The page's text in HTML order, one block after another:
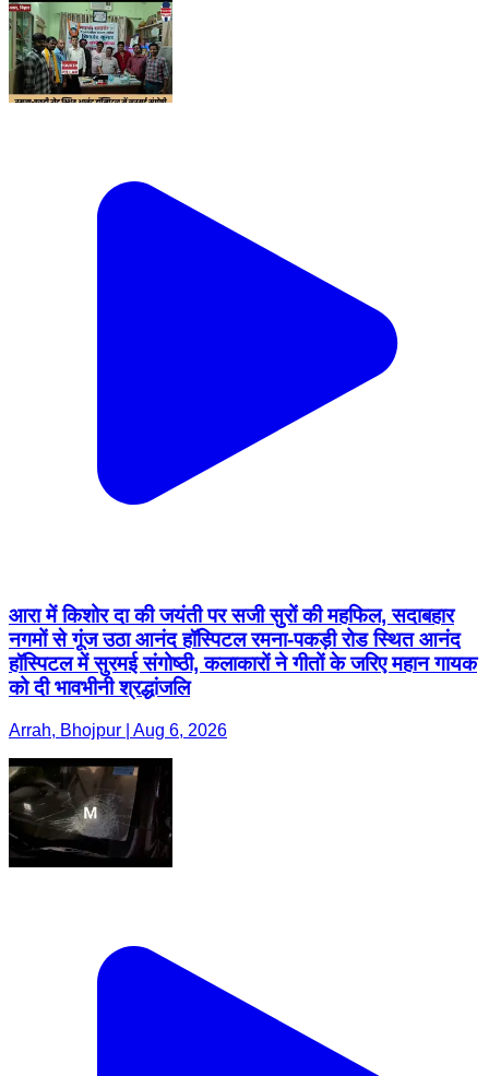
आरा में किशोर दा की जयंती पर सजी सुरों की महफिल, सदाबहार
नगमों से गूंज उठा आनंद हॉस्पिटल रमना-पकड़ी रोड स्थित आनंद
हॉस्पिटल में सुरमई संगोष्ठी, कलाकारों ने गीतों के जरिए महान गायक
को दी भावभीनी श्रद्धांजलि
Arrah, Bhojpur | Aug 6, 2026